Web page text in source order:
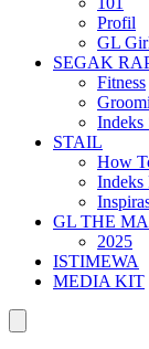
Profil
GL
SEGAK
Fitness
Indeks
STAIL
How
Indeks
GL THE
2025
ISTIMEWA
MEDIA KIT